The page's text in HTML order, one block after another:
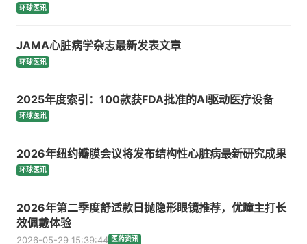
环球医讯
JAMA心脏病学杂志最新发表文章
环球医讯
2025年度索引：100款获FDA批准的AI驱动医疗设备
环球医讯
2026年纽约瓣膜会议将发布结构性心脏病最新研究成果
环球医讯
2026年第二季度舒适款日抛隐形眼镜推荐，优瞳主打长
效佩戴体验
2026-05-29 15:39:44 医药资讯